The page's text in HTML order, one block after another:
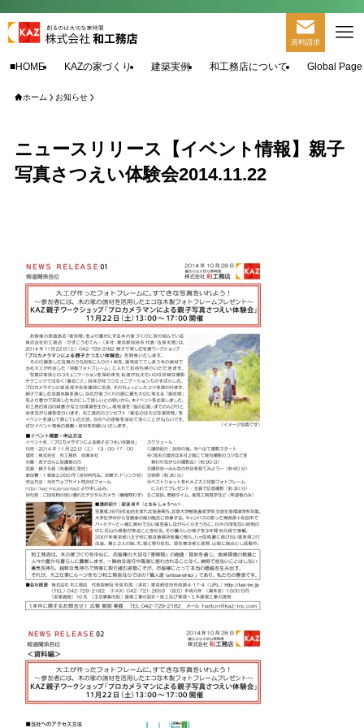
資料請求
■HOME KAZの家づくり 建築実例 和工務店について Global
ホーム お知らせ
ニュースリリース【イベント情報】親子
写真さつえい体験会2014.11.22